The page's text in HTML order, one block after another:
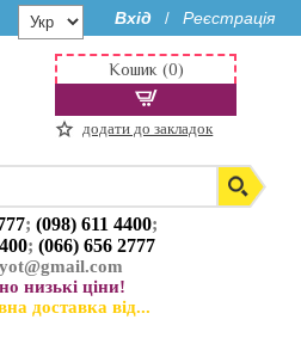
Вхід / Реєстрація
;(098) 611 4400;
;(066) 656 2777
низькі ціни!
доставка від...
Кошик (0)
додати до закладок